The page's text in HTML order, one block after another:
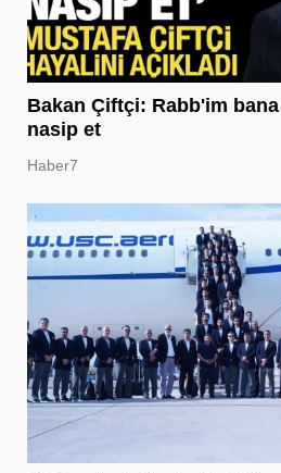
Bakan Çiftçi: Rabb'im
nasip et
Haber7